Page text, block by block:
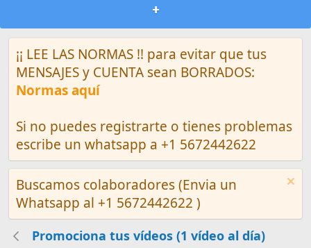
+
¡¡ LEE LAS NORMAS !! para evitar que tus
MENSAJES y CUENTA sean BORRADOS:
Normas aquí
Si no puedes registrarte o tienes problemas
escribe un whatsapp a +1 5672442622
Buscamos colaboradores (Envia un
Whatsapp al +1 5672442622 )
Promociona tus vídeos (1 vídeo al día)